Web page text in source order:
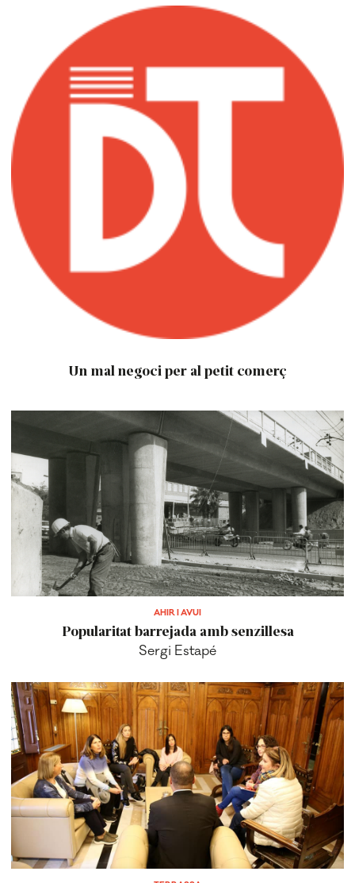
Un mal negoci per al petit comerç
AHIR I AVUI
Popularitat barrejada amb senzillesa
Sergi Estapé